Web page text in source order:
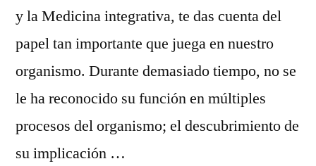
y la Medicina integrativa, te das cuenta del
papel tan importante que juega en nuestro
organismo. Durante demasiado tiempo, no se
le ha reconocido su función en múltiples
procesos del organismo; el descubrimiento de
su implicación …